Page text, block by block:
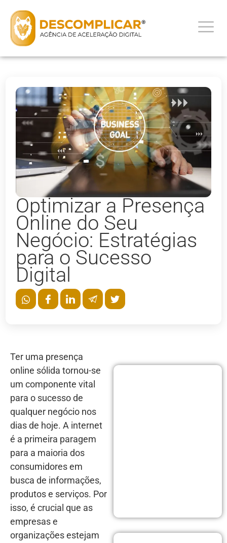
Optimizar a Presença
Online do Seu
Negócio: Estratégias
para o Sucesso
Digital
Ter uma presença
online sólida tornou-se
um componente vital
para o sucesso de
qualquer negócio nos
dias de hoje. A internet
é a primeira paragem
para a maioria dos
consumidores em
busca de informações,
produtos e serviços. Por
isso, é crucial que as
empresas e
organizações estejam